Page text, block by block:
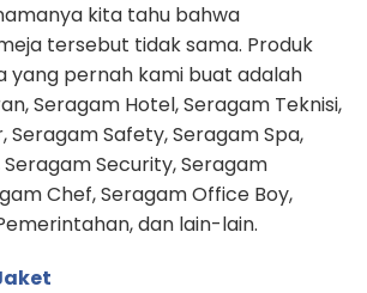
kita tahu bahwa
tersebut tidak sama. Produk
yang pernah kami buat adalah
Seragam Hotel, Seragam Teknisi,
Seragam Safety, Seragam Spa,
Security, Seragam
Chef, Seragam Office Boy,
dan lain-lain.